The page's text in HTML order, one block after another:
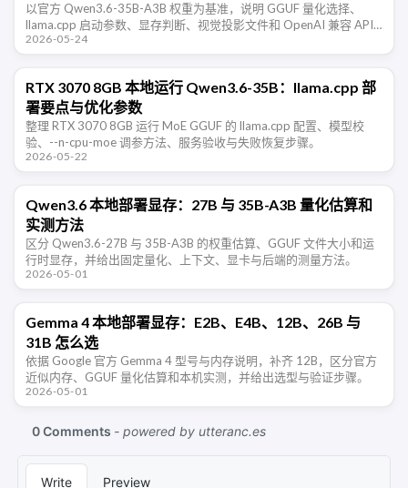
以官方 Qwen3.6-35B-A3B 权重为基准，说明 GGUF 量化选择、
llama.cpp 启动参数、显存判断、视觉投影文件和 OpenAI 兼容 API
的验证步骤。
2026-05-24
RTX 3070 8GB 本地运行 Qwen3.6-35B：llama.cpp 部
署要点与优化参数
整理 RTX 3070 8GB 运行 MoE GGUF 的 llama.cpp 配置、模型校
验、--n-cpu-moe 调参方法、服务验收与失败恢复步骤。
2026-05-22
Qwen3.6 本地部署显存：27B 与 35B-A3B 量化估算和
实测方法
区分 Qwen3.6-27B 与 35B-A3B 的权重估算、GGUF 文件大小和运
行时显存，并给出固定量化、上下文、显卡与后端的测量方法。
2026-05-01
Gemma 4 本地部署显存：E2B、E4B、12B、26B 与
31B 怎么选
依据 Google 官方 Gemma 4 型号与内存说明，补齐 12B，区分官方
近似内存、GGUF 量化估算和本机实测，并给出选型与验证步骤。
2026-05-01